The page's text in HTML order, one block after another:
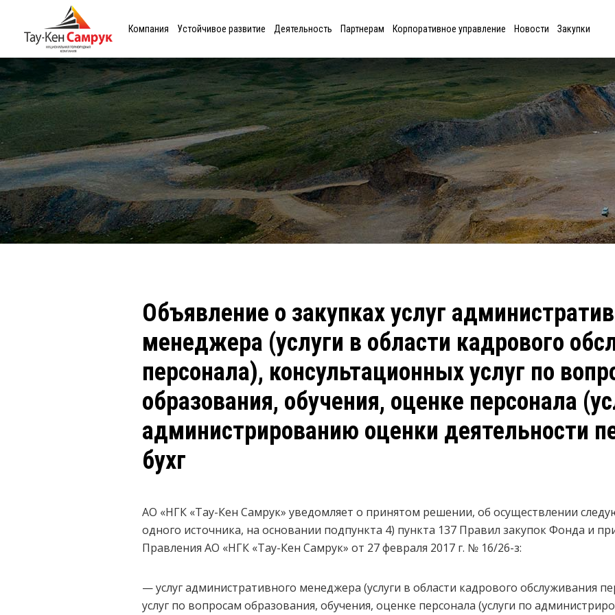
Компания Устойчивое развитие Деятельность Партнерам Корпоративное управление Новости Закупки
Объявление о закупках услуг
менеджера (услуги в области кадрового
персонала), консультационных услуг по
образования, обучения, оценке персонала
администрированию оценки деятельности
бухг
АО «НГК «Тау-Кен Самрук» уведомляет о принятом решении, об осуществлении
одного источника, на основании подпункта 4) пункта 137 Правил закупок Фонда и
Правления АО «НГК «Тау-Кен Самрук» от 27 февраля 2017 г. № 16/26-з:
— услуг административного менеджера (услуги в области кадрового обслуживания
услуг по вопросам образования, обучения, оценке персонала (услуги по